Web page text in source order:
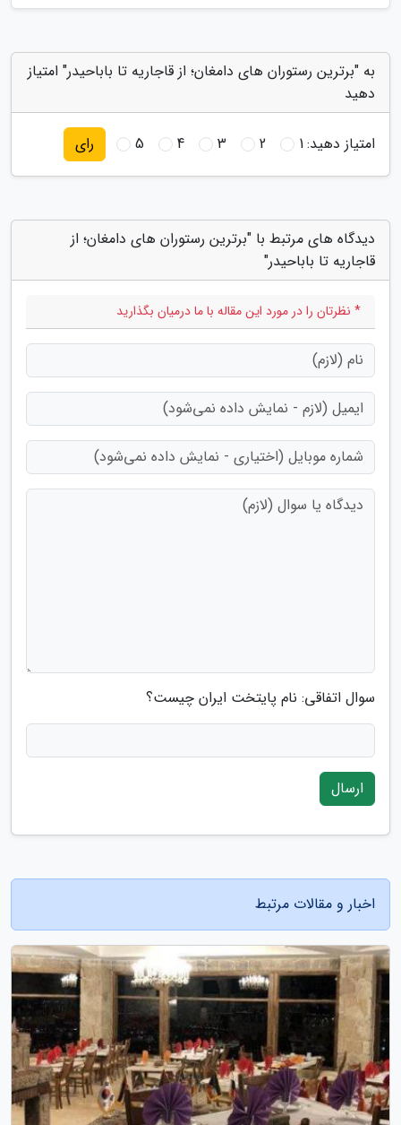
به "برترین رستوران های دامغان؛ از قاجاریه تا باباحیدر" امتیاز
دهید
امتیاز دهید:1
2
3
4
5 رای
دیدگاه های مرتبط با "برترین رستوران های دامغان؛ از
قاجاریه تا باباحیدر"
* نظرتان را در مورد این مقاله با ما درمیان بگذارید
سوال اتفاقی: نام پایتخت ایران چیست؟
ارسال
اخبار و مقالات مرتبط